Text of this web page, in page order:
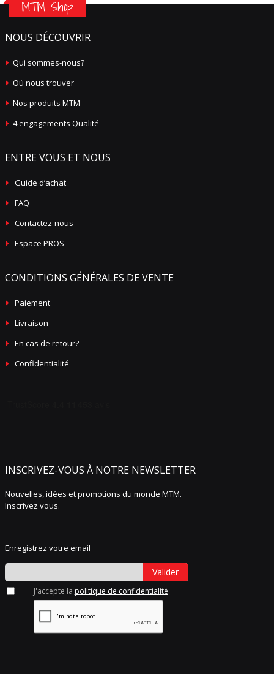
MTM Shop
NOUS DÉCOUVRIR
Qui sommes-nous?
Où nous trouver
Nos produits MTM
4 engagements Qualité
ENTRE VOUS ET NOUS
Guide d’achat
FAQ
Contactez-nous
Espace PROS
CONDITIONS GÉNÉRALES DE VENTE
Paiement
Livraison
En cas de retour?
Confidentialité
INSCRIVEZ-VOUS À NOTRE NEWSLETTER
Nouvelles, idées et promotions du monde MTM.
Inscrivez vous.
Enregistrez votre email
Valider
J'accepte la politique de confidentialité